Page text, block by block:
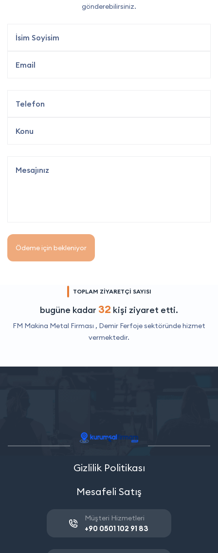
gönderebilirsiniz.
Ödeme için bekleniyor
TOPLAM ZİYARETÇİ SAYISI
bugüne kadar 32 kişi ziyaret etti.
FM Makina Metal Firması , Demir Ferfojesektöründe hizmet
vermektedir.
Gizlilik Politikası
Mesafeli Satış
Müşteri Hizmetleri
+90 0501 102 91 83